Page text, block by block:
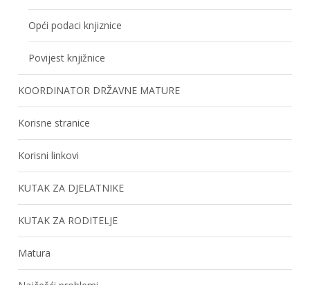
Opći podaci knjiznice
Povijest knjižnice
KOORDINATOR DRŽAVNE MATURE
Korisne stranice
Korisni linkovi
KUTAK ZA DJELATNIKE
KUTAK ZA RODITELJE
Matura